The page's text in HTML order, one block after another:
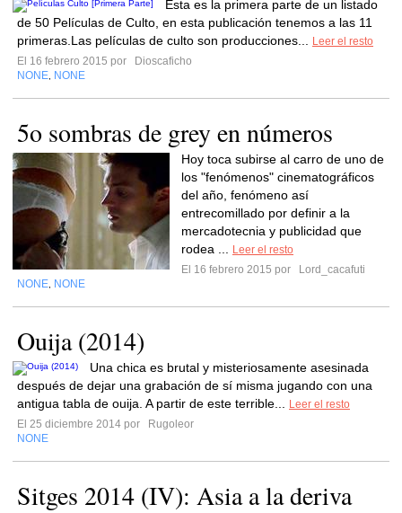
Esta es la primera parte de un listado
de 50 Películas de Culto, en esta publicación tenemos a las 11
primeras.Las películas de culto son producciones...
Leer el resto
El 16 febrero 2015 por
Dioscaficho
NONE NONE
5o sombras de grey en números
Hoy toca subirse al carro de uno de
los "fenómenos" cinematográficos
del año, fenómeno así
entrecomillado por definir a la
mercadotecnia y publicidad que
rodea ...
Leer el resto
El 16 febrero 2015 por
Lord_cacafuti
NONE NONE
Ouija (2014)
Una chica es brutal y misteriosamente asesinada
después de dejar una grabación de sí misma jugando con una
antigua tabla de ouija. A partir de este terrible...
Leer el resto
El 25 diciembre 2014 por
Rugoleor
NONE
Sitges 2014 (IV): Asia a la deriva